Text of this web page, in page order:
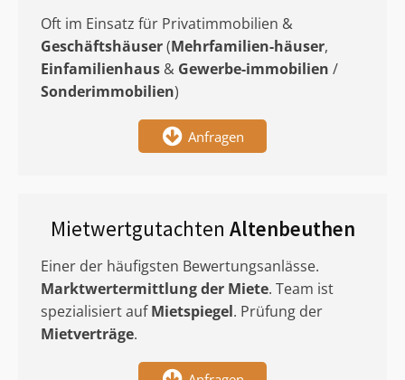
Oft im Einsatz für Privatimmobilien &
Geschäftshäuser(Mehrfamilien-häuser,
Einfamilienhaus & Gewerbe-immobilien /
Sonderimmobilien)
Anfragen
Mietwertgutachten Altenbeuthen
Einer der häufigsten Bewertungsanlässe.
Marktwertermittlungder Miete. Team ist
spezialisiert aufMietspiegel. Prüfung der
Mietverträge.